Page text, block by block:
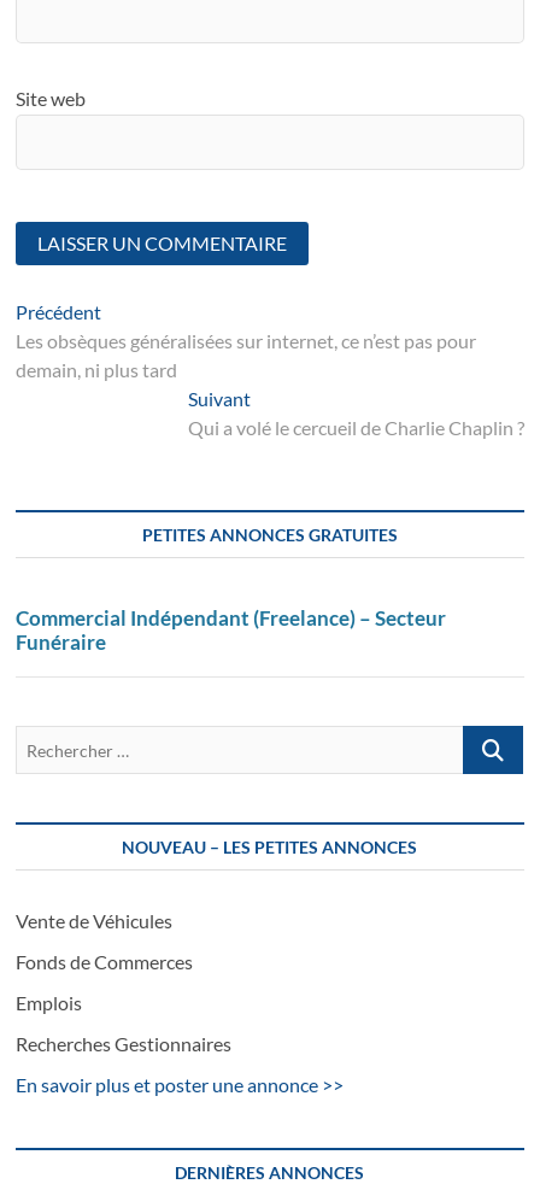
Site web
Navigation
de
l’article
PrécédentArticle
suivant
Les obsèques généralisées sur internet, ce n’est pas pour
demain, ni plus tard
SuivantSuivant
post:
Qui a volé le cercueil de Charlie Chaplin ?
PETITES ANNONCES GRATUITES
Commercial Indépendant (Freelance) – Secteur
Funéraire
…
NOUVEAU – LES PETITES ANNONCES
Vente de Véhicules
Fonds de Commerces
Emplois
Recherches Gestionnaires
En savoir plus et poster une annonce >>
DERNIÈRES ANNONCES